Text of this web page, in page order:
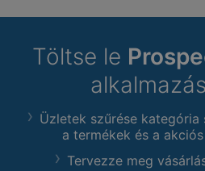
Töltse le
Üzletek szűrése kategória
a termékek és a
Tervezze meg